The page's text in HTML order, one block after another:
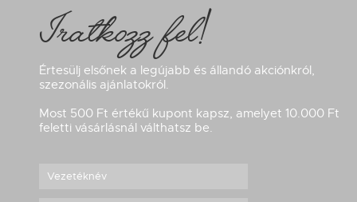
Iratkozz fel!
Értesülj elsőnek a legújabb és állandó akciónkról,
szezonális ajánlatokról.
Most 500 Ft értékű kupont kapsz, amelyet 10.000 Ft
feletti vásárlásnál válthatsz be.